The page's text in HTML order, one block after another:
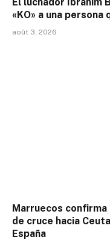
«KO» a una persona
août 3, 2026
Marruecos
de cruce hacia
España